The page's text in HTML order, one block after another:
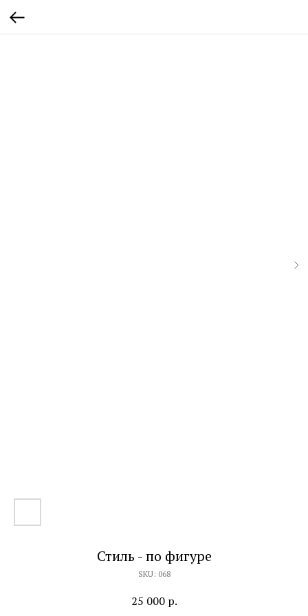
Стиль - по фигуре
SKU: 068
25 000 р.